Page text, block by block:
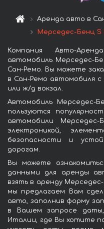
Аренда авто в
Мерседес-Бенц S
Компания Авто-
автомобиль Мерседес-
Сан-Ремо. Вы можете
в Сан-Ремо автомобиля
или ж/д вокзал.
Автомобиль Мерседес-
пользуются
автомобили Мерседес-
электроникой,
безопасности и
дорогам.
Вы можете
данными для аренды
взять в аренду
мы предлагаем Вам
авто, заполнив форму
в Вашем запросе
Италии, где Вы хотите